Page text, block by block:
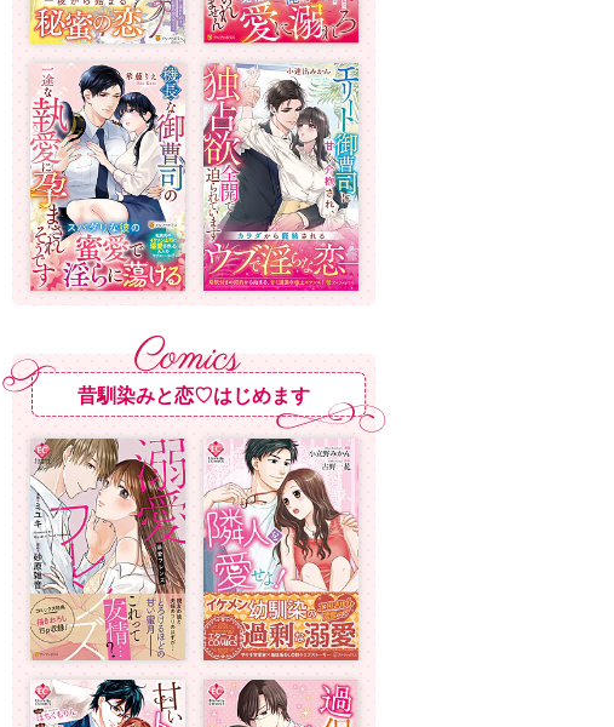
昔馴染みと恋♡はじめます